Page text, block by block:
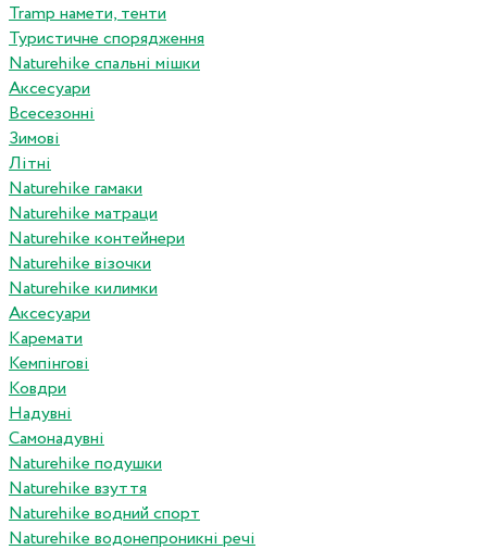
Tramp намети, тенти
Туристичне спорядження
Naturehike спальні мішки
Аксесуари
Всесезонні
Зимові
Літні
Naturehike гамаки
Naturehike матраци
Naturehike контейнери
Naturehike візочки
Naturehike килимки
Аксесуари
Каремати
Кемпінгові
Ковдри
Надувні
Самонадувні
Naturehike подушки
Naturehike взуття
Naturehike водний спорт
Naturehike водонепроникні речі